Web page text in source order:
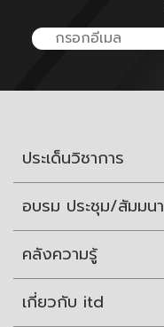
ประเด็นวิชาการ
อบรม ประชุม/สัมมนา
คลังความรู้
เกี่ยวกับ itd